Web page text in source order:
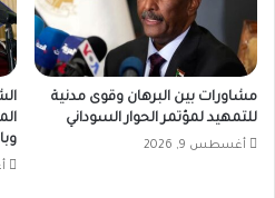
مشاورات بين البرهان وقوى مدنية
للتمهيد لمؤتمر الحوار السوداني
أغسطس 9, 2026